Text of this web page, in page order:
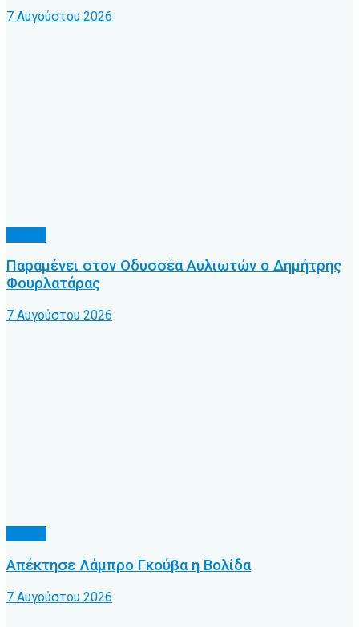
7 Αυγούστου 2026
Παραμένει στον Οδυσσέα Αυλιωτών ο Δημήτρης
Φουρλατάρας
7 Αυγούστου 2026
Απέκτησε Λάμπρο Γκούβα η Βολίδα
7 Αυγούστου 2026